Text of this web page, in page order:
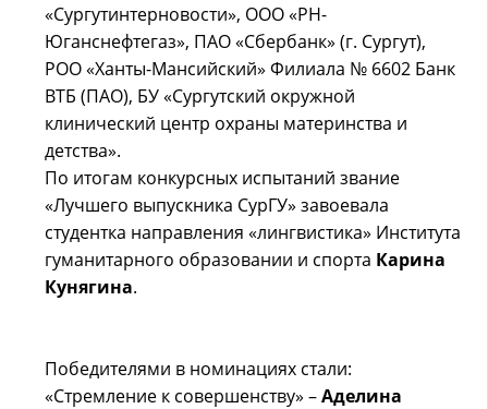
«Сургутинтерновости», ООО «РН-
Юганснефтегаз», ПАО «Сбербанк» (г. Сургут),
РОО «Ханты-Мансийский» Филиала № 6602 Банк
ВТБ (ПАО), БУ «Сургутский окружной
клинический центр охраны материнства и
детства».
По итогам конкурсных испытаний звание
«Лучшего выпускника СурГУ» завоевала
студентка направления «лингвистика» Института
гуманитарного образовании и спорта Карина
Кунягина.
Победителями в номинациях стали:
«Стремление к совершенству» –Аделина